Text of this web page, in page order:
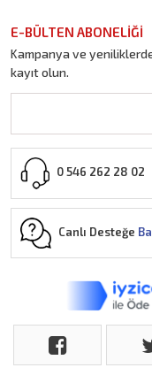
E-BÜLTEN ABONELİĞİ
Kampanya ve
kayıt olun.
0 546 262 28 02
Canlı Desteğe